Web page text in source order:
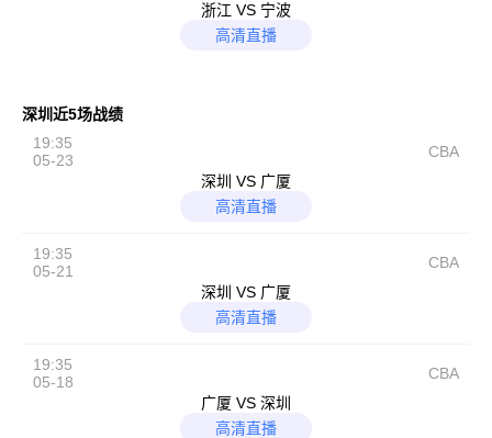
浙江 VS 宁波
高清直播
深圳近5场战绩
19:35
05-23
CBA
深圳 VS 广厦
高清直播
19:35
05-21
CBA
深圳 VS 广厦
高清直播
19:35
05-18
CBA
广厦 VS 深圳
高清直播